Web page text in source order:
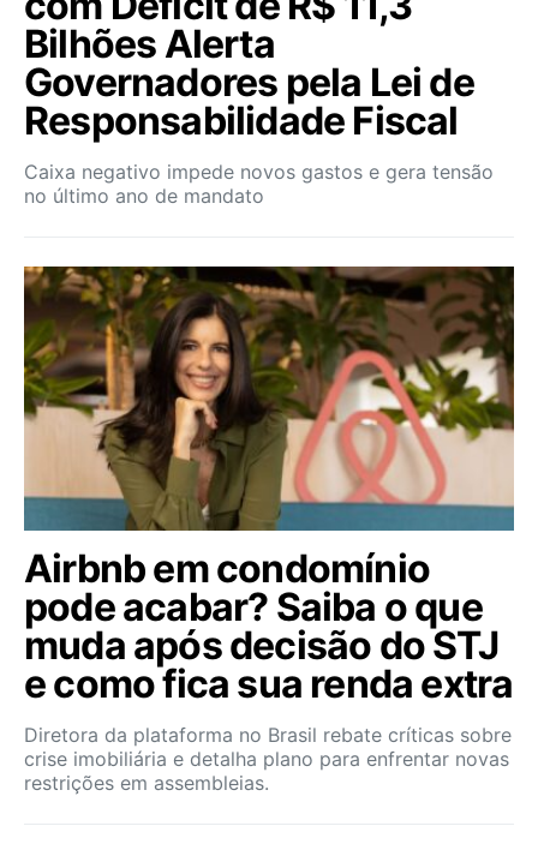
Bilhões Alerta
Governadores pela Lei de
Responsabilidade Fiscal
Caixa negativo impede novos gastos e gera tensão
no último ano de mandato
Airbnb em condomínio
pode acabar? Saiba o que
muda após decisão do STJ
e como fica sua renda extra
Diretora da plataforma no Brasil rebate críticas sobre
crise imobiliária e detalha plano para enfrentar novas
restrições em assembleias.